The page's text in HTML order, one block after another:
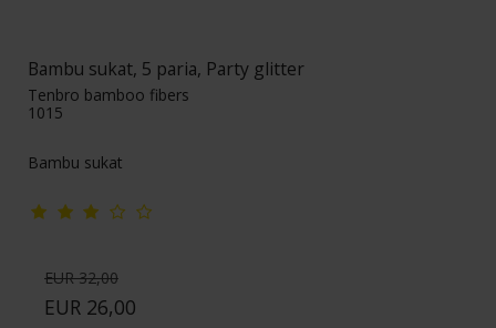
Bambu sukat, 5 paria, Party glitter
Tenbro bamboo fibers
1015
Bambu sukat
EUR 32,00
EUR 26,00